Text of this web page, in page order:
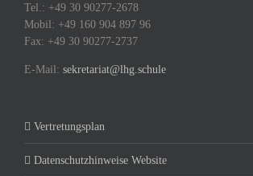
Tel.: +49 30 90277-2678
Mobil: +49 160 904 897 96
Fax: +49 30 90277-2737
E-Mail: sekretariat@lhg.schule
Vertretungsplan
Datenschutzhinweise Website